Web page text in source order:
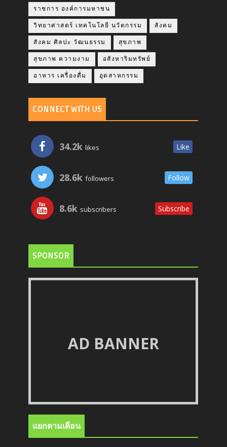
ราชการ องค์การมหาชน
วิทยาศาสตร์ เทคโนโลยี นวัตกรรม สังคม
สังคม ศิลปะ วัฒนธรรม สุขภาพ
สุขภาพ ความงาม อสังหาริมทรัพย์
อาหาร เครื่องดื่ม อุตสาหกรรม
CONNECT WITH US
34.2k likes Like
28.6k followers Follow
8.6k subscribers Subscribe
SPONSOR
AD BANNER
แยกตามเดือน